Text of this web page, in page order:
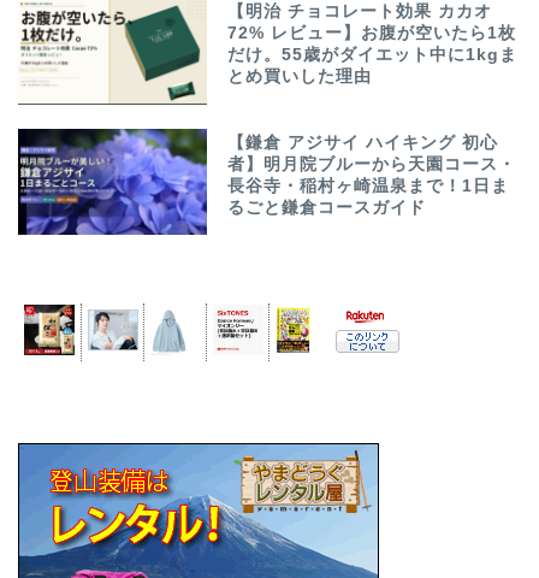
【明治 チョコレート効果 カカオ
72% レビュー】お腹が空いたら1枚
だけ。55歳がダイエット中に1kgま
とめ買いした理由
【鎌倉 アジサイ ハイキング 初心
者】明月院ブルーから天園コース・
長谷寺・稲村ヶ崎温泉まで！1日ま
るごと鎌倉コースガイド